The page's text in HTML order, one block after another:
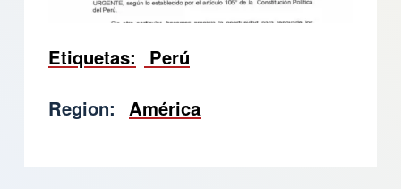
Etiquetas
Perú
Region
América